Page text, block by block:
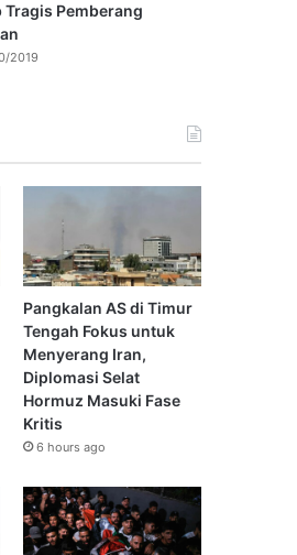
Tragis Pemberang
2019
Pangkalan AS di Timur
Tengah Fokus untuk
Menyerang Iran,
Diplomasi Selat
Hormuz Masuki Fase
Kritis
6 hours ago